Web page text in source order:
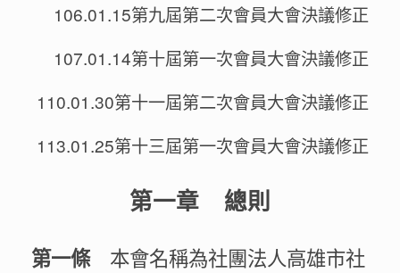
106.01.15第九屆第二次會員大會決議修正
107.01.14第十屆第一次會員大會決議修正
110.01.30第十一屆第二次會員大會決議修正
113.01.25第十三屆第一次會員大會決議修正
第一章 總則
第一條本會名稱為社團法人高雄市社